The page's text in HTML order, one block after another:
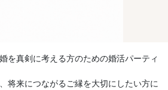
を真剣に考える方のための婚活パーティ
将来につながるご縁を大切にしたい方に